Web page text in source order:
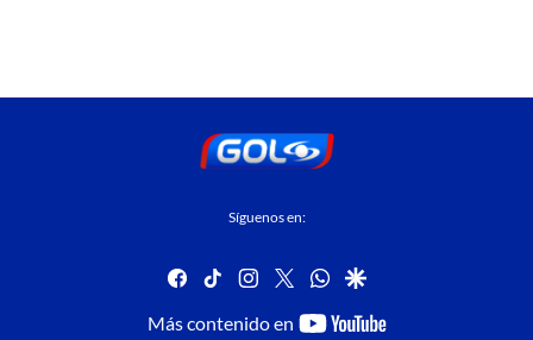
Síguenos en:
facebook
tiktok instagram
twitterwhatsapp
google
Más contenido en
youtube-